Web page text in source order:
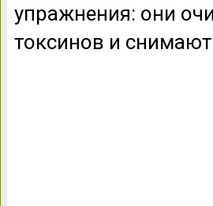
упражнения: они
токсинов и